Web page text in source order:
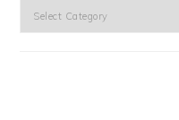
Kategorier